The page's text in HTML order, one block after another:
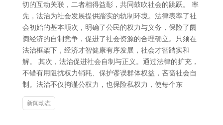
切的互动关联，二者相得益彰，共同鼓吹社会的跳跃。 率
先，法治为社会发展提供踏实的轨制环境。法律表率了社
会初始的基本顺次，明确了公民的权力与义务，保险了阛
阓经济的自制竞争，促进了社会资源的合理确立。只须在
法治框架下，经济才智健康有序发展，社会才智踏实和
解。 其次，法治促进社会自制与正义。通过法律的扩充，
不错有用阻扰权力销耗、保护谬误群体权益，吝啬社会自
制。法治不仅拘谨公权力，也保险私权力，使每个东
新闻动态